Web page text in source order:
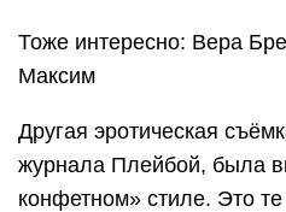
Тоже интересно: Вера
Максим
Другая эротическая
журнала Плейбой, была
конфетном» стиле. Это